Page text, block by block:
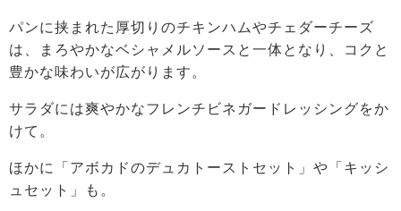
パンに挟まれた厚切りのチキンハムやチェダーチーズ
は、まろやかなベシャメルソースと一体となり、コクと
豊かな味わいが広がります。
サラダには爽やかなフレンチビネガードレッシングをか
けて。
ほかに「アボカドのデュカトーストセット」や「キッシ
ュセット」も。